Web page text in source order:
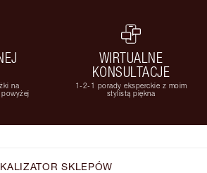
na
powyżej
WIRTUALNE
KONSULTACJE
1-2-1 porady eksperckie z moim
stylistą piękna
SKLEPÓW